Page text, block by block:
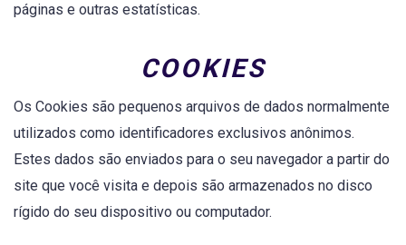
páginas e outras estatísticas.
COOKIES
Os Cookies são pequenos arquivos de dados normalmente
utilizados ​​como identificadores exclusivos anônimos.
Estes dados são enviados para o seu navegador a partir do
site que você visita e depois são armazenados no disco
rígido do seu dispositivo ou computador.